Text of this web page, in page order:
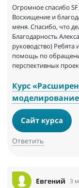
Огромное спасибо
Восхищение и
меня. Спасибо, что
Благодарность
руководство) Ребята
помощь по
перспективных
Курс
Сайт курса
Ответить
Евгений 3